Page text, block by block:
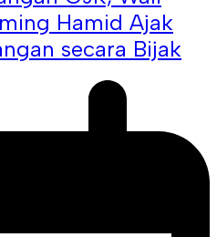
Hamid Ajak
secara Bijak